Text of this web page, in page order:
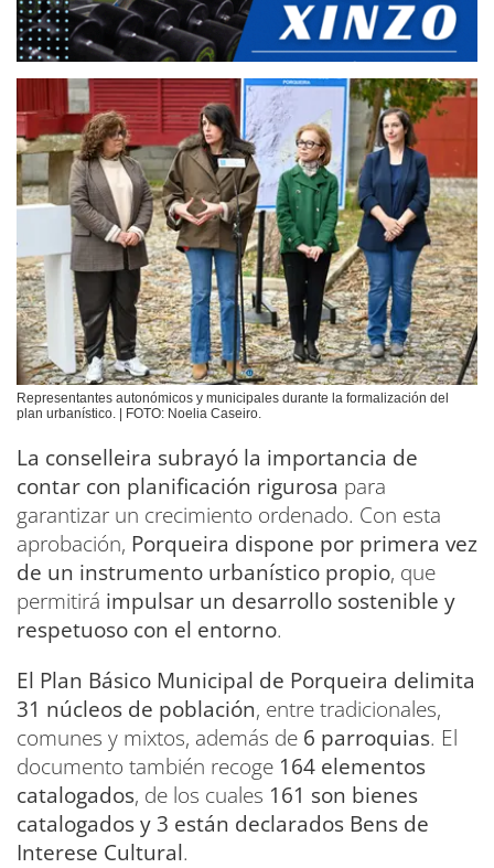
Representantes autonómicos y municipales durante la formalización del
plan urbanístico. | FOTO: Noelia Caseiro.
La conselleira subrayó la importancia de
contar con planificación rigurosa para
garantizar un crecimiento ordenado. Con esta
aprobación, Porqueira dispone por primera vez
de un instrumento urbanístico propio, que
permitirá impulsar un desarrollo sostenible y
respetuoso con el entorno.
El Plan Básico Municipal de Porqueira delimita
31 núcleos de población, entre tradicionales,
comunes y mixtos, además de 6 parroquias. El
documento también recoge 164 elementos
catalogados, de los cuales 161 son bienes
catalogados y 3 están declarados Bens de
Interese Cultural.